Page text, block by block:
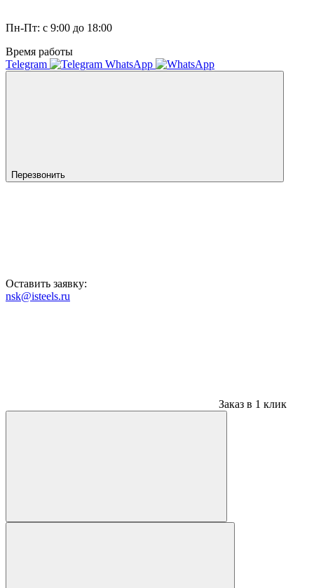
Пн-Пт: с 9:00 до 18:00
Время работы
Telegram
WhatsApp
Перезвонить
Оставить заявку:
nsk@isteels.ru
Заказ в 1 клик